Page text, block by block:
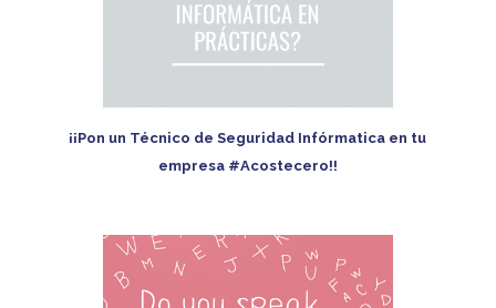
¡¡Pon un Técnico de Seguridad Infórmatica en tu
empresa #Acostecero!!